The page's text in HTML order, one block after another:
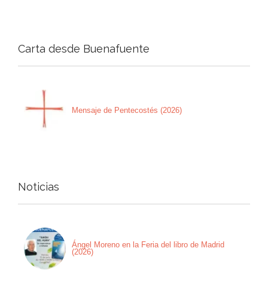
Carta desde Buenafuente
Mensaje de Pentecostés (2026)
Noticias
Ángel Moreno en la Feria del libro de Madrid
(2026)